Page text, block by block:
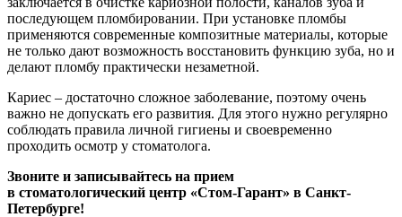
последующем пломбировании. При установке пломбы
применяются современные композитные материалы, которые
не только дают возможность восстановить функцию зуба, но и
делают пломбу практически незаметной.
Кариес – достаточно сложное заболевание, поэтому очень
важно не допускать его развития. Для этого нужно регулярно
соблюдать правила личной гигиены и своевременно
проходить осмотр у стоматолога.
Звоните и записывайтесь на прием
в стоматологический центр «Стом-Гарант» в Санкт-
Петербурге!